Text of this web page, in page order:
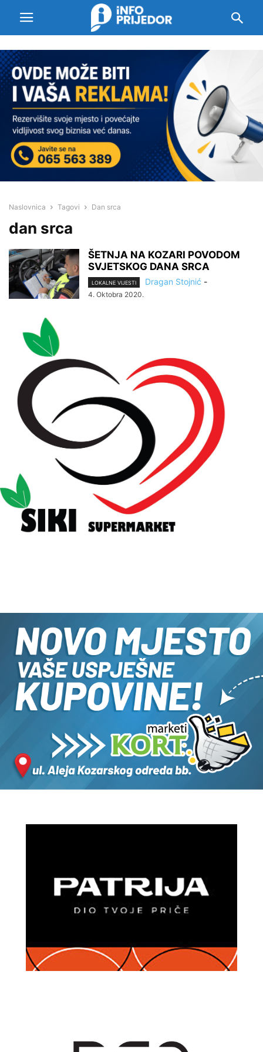
Naslovnica Tagovi Dan srca
dan srca
ŠETNJA NA KOZARI POVODOM
SVJETSKOG DANA SRCA
LOKALNE VIJESTI Dragan Stojnić -
4. Oktobra 2020.